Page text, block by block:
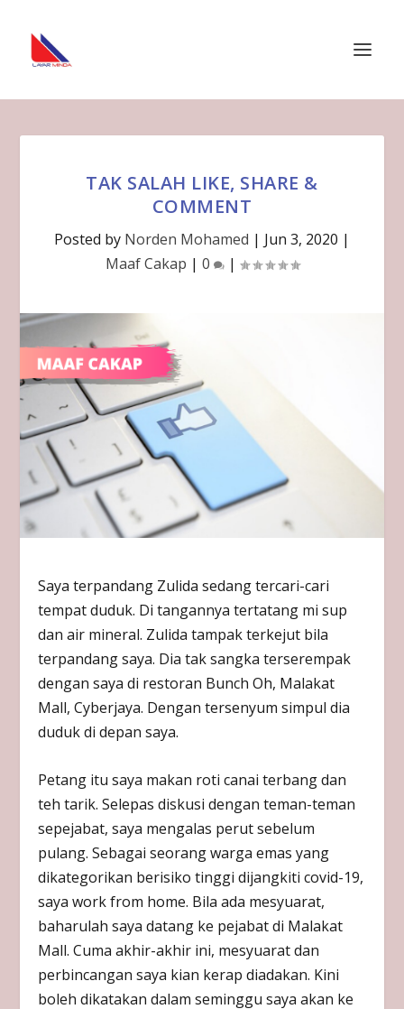
TAK SALAH LIKE, SHARE &
COMMENT
Posted by Norden Mohamed | Jun 3, 2020 |
Maaf Cakap | 0 |
Saya terpandang Zulida sedang tercari-cari
tempat duduk. Di tangannya tertatang mi sup
dan air mineral. Zulida tampak terkejut bila
terpandang saya. Dia tak sangka terserempak
dengan saya di restoran Bunch Oh, Malakat
Mall, Cyberjaya. Dengan tersenyum simpul dia
duduk di depan saya.
Petang itu saya makan roti canai terbang dan
teh tarik. Selepas diskusi dengan teman-teman
sepejabat, saya mengalas perut sebelum
pulang. Sebagai seorang warga emas yang
dikategorikan berisiko tinggi dijangkiti covid-19,
saya work from home. Bila ada mesyuarat,
baharulah saya datang ke pejabat di Malakat
Mall. Cuma akhir-akhir ini, mesyuarat dan
perbincangan saya kian kerap diadakan. Kini
boleh dikatakan dalam seminggu saya akan ke